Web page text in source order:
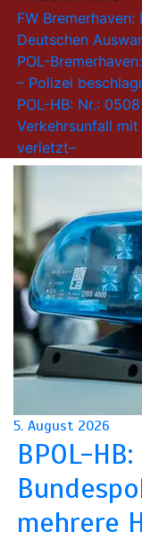
FW
Deutschen
POL-
– Polizei
POL-HB: Nr.:
Verkehrsunfall
verletzt–
5. August 2026
BPOL-
mehrere